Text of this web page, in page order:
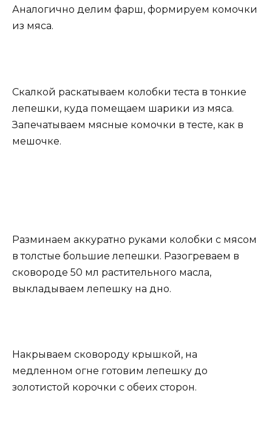
Аналогично делим фарш, формируем комочки
из мяса.
Скалкой раскатываем колобки теста в тонкие
лепешки, куда помещаем шарики из мяса.
Запечатываем мясные комочки в тесте, как в
мешочке.
Разминаем аккуратно руками колобки с мясом
в толстые большие лепешки. Разогреваем в
сковороде 50 мл растительного масла,
выкладываем лепешку на дно.
Накрываем сковороду крышкой, на
медленном огне готовим лепешку до
золотистой корочки с обеих сторон.